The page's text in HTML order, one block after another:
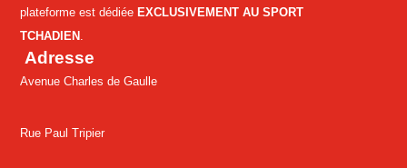
plateforme est dédiée EXCLUSIVEMENT AU SPORT
TCHADIEN .
Adresse
Avenue Charles de Gaulle
Rue Paul Tripier